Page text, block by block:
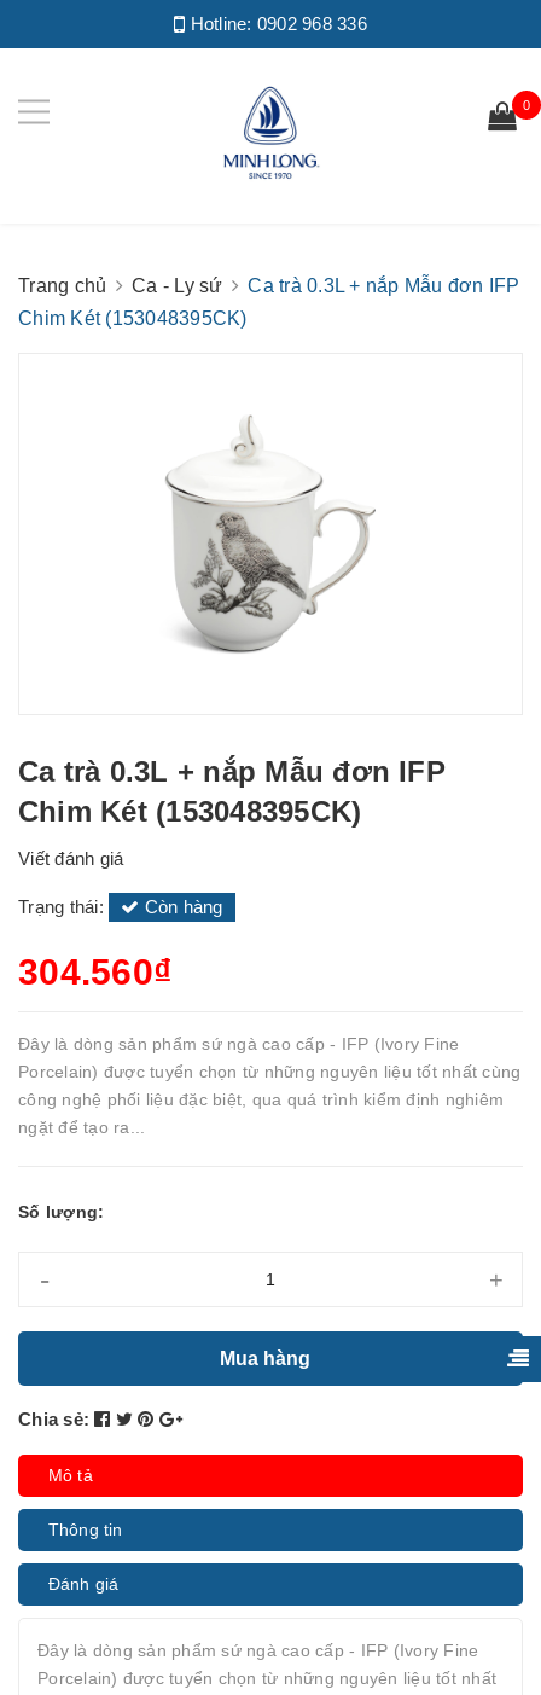
Hotline: 0902 968 336
0
Trang chủ Ca - Ly sứ
Ca trà 0.3L + nắp Mẫu đơn IFP
Chim Két (153048395CK)
Ca trà 0.3L + nắp Mẫu đơn IFP
Chim Két (153048395CK)
Viết đánh giá
Trạng thái: Còn hàng
304.560₫
Đây là dòng sản phẩm sứ ngà cao cấp - IFP (Ivory Fine
Porcelain) được tuyển chọn từ những nguyên liệu tốt nhất cùng
công nghệ phối liệu đặc biệt, qua quá trình kiểm định nghiêm
ngặt để tạo ra...
Số lượng:
- +
Mua hàng
Chia sẻ:
Mô tả
Thông tin
Đánh giá
Đây là dòng sản phẩm sứ ngà cao cấp - IFP (Ivory Fine
Porcelain) được tuyển chọn từ những nguyên liệu tốt nhất